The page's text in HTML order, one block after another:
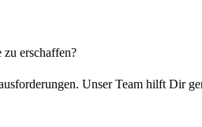
zu erschaffen?
Unser Team hilft Dir